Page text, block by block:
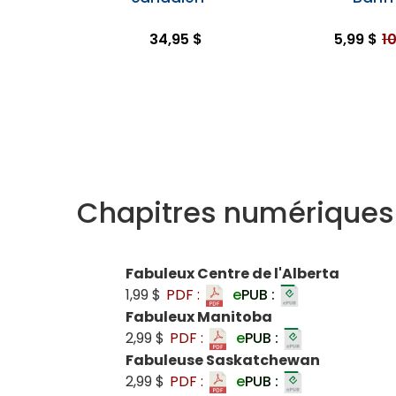
34,95 $ 5,99 $
Chapitres numériques
Fabuleux Centre de l'Alberta
1,99 $ PDF : ePUB :
Fabuleux Manitoba
2,99 $ PDF : ePUB :
Fabuleuse Saskatchewan
2,99 $ PDF : ePUB :